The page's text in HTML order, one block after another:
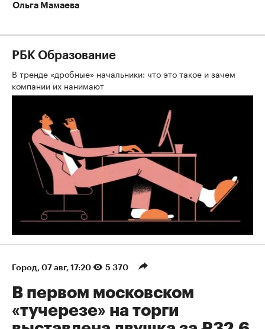
Ольга Мамаева
РБК Образование
В тренде «дробные» начальники: что это такое и зачем
компании их нанимают
Город⁠, 07 авг, 17:20 5 370
В первом московском
«тучерезе» на торги